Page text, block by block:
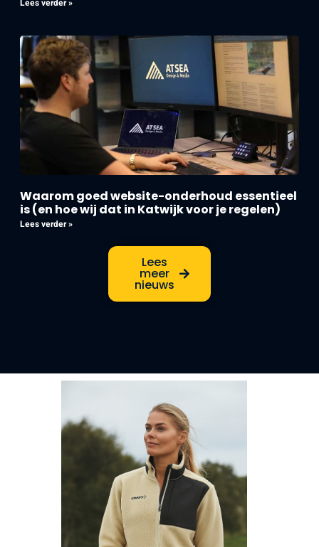
Lees verder »
Waarom goed website-onderhoud essentieel
is (en hoe wij dat in Katwijk voor je regelen)
Lees verder »
Lees
meer
nieuws